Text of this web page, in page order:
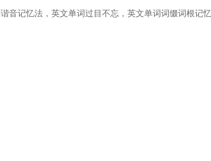
音记忆法，英文单词过目不忘，英文单词词缀词根